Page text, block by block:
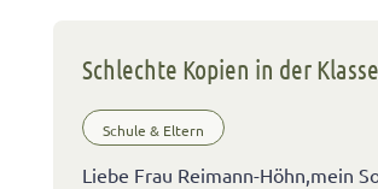
Schlechte Kopien in der
Schule & Eltern
Liebe Frau Reimann-Höhn,mein